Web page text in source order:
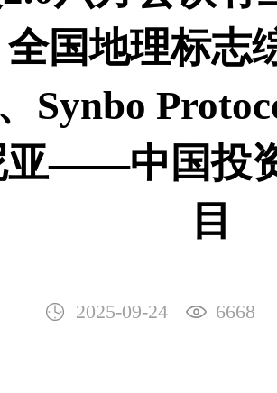
国地理标志
Synbo
亚——中国投
目
2025-09-24 6668